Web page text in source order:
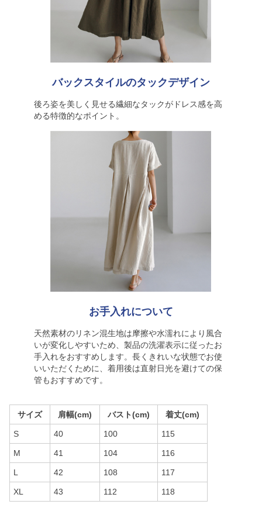
バックスタイルのタックデザイン
後ろ姿を美しく見せる繊細なタックがドレス感を高
める特徴的なポイント。
お手入れについて
天然素材のリネン混生地は摩擦や水濡れにより風合
いが変化しやすいため、製品の洗濯表示に従ったお
手入れをおすすめします。長くきれいな状態でお使
いいただくために、着用後は直射日光を避けての保
管もおすすめです。
サイズ 肩幅(cm) バスト(cm) 着丈(cm)
S 40 100 115
M 41 104 116
L 42 108 117
XL 43 112 118